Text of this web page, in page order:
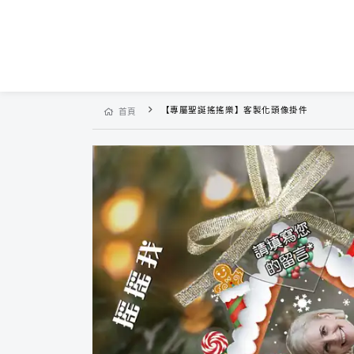
首頁 【專屬聖誕搖搖樂】客製化頭像掛件